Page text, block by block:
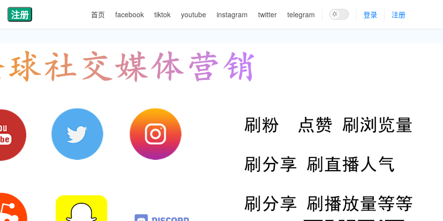
注册 首页 facebook tiktok youtube instagram twitter telegram 登录 注册